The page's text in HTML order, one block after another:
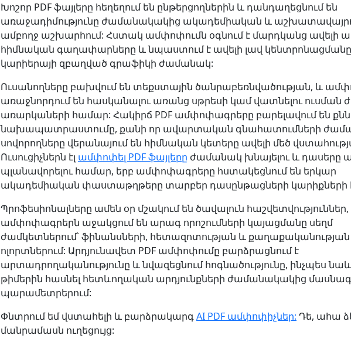
Խոշոր PDF ֆայլերը հեղեղում են ընթերցողներին և դանդաղեցնում են
առաջադիմությունը ժամանակակից ակադեմիական և
ամբողջ աշխարհում: Հստակ ամփոփումն օգնում է մարդկանց ավելի
հիմնական գաղափարները և նպաստում է ավելի լավ
կարիերայի զբաղված գրաֆիկի ժամանակ:
Ուսանողները բախվում են տեքստային ծանրաբեռնվածության, և
առաջնորդում են հասկանալու առանց սթրեսի կամ վատնելու ուսման
առարկաների համար: Հակիրճ PDF ամփոփագրերը բարելավում են
նախապատրաստումը, քանի որ ավարտական ​​գնահատումների
սովորողները վերանայում են հիմնական կետերը ավելի մեծ
Ուսուցիչներն էլ ամփոփել PDF ֆայլերը ժամանակ խնայելու և դասերը
պլանավորելու համար, երբ ամփոփագրերը հստակեցնում են երկար
ակադեմիական փաստաթղթերը տարբեր դասընթացների կարիքների
Պրոֆեսիոնալները ամեն օր մշակում են ծավալուն
ամփոփագրերն աջակցում են արագ որոշումների կայացմանը սեղմ
ժամկետներում՝ ֆինանսների, հետազոտության և քաղաքականության
ոլորտներում: Արդյունավետ PDF ամփոփումը բարձրացնում է
արտադրողականությունը և նվազեցնում հոգնածությունը, ինչպես նաև
թիմերին հասնել հետևողական արդյունքների ժամանակակից
պարամետրերում:
Փնտրում եմ վստահելի և բարձրակարգAI PDF ամփոփիչներ: Դե, ահա
մանրամասն ուղեցույց: